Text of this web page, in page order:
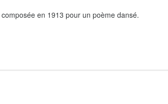
composée en 1913 pour un poème dansé.